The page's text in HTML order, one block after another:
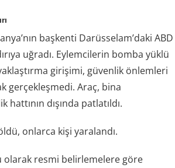
başkenti Darüsselam’daki ABD
uğradı. Eylemcilerin bomba yüklü
girişimi, güvenlik önlemleri
gerçekleşmedi. Araç, bina
dışında patlatıldı.
onlarca kişi yaralandı.
olarak resmi belirlemelere göre